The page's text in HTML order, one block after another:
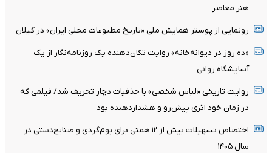
هنر معاصر
رونمایی از پوستر همایش ملی «تاریخ مطبوعات محلی ایران» در گیلان
«ده روز در دیوانه‌خانه» روایت تکان‌دهنده یک روزنامه‌نگار از یک
آسایشگاه روانی
روایت تاریخی «لباس شخصی» با حذفیات دچار تحریف شد/ فیلمی که
در زمان خود اثری پیش‌رو و هشداردهنده بود
اختصاص تسهیلات بیش از ۱۲ همتی برای بوم‌گردی و صنایع‌دستی در
سال ۱۴۰۵